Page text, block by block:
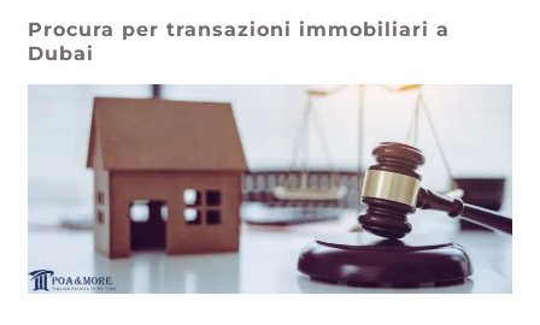
Procura per transazioni immobiliari a
Dubai